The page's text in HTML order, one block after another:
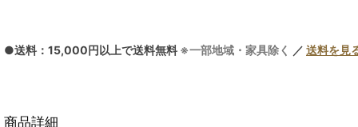
●送料：15,000円以上で送料無料 ※一部地域・家具除く ／ 送料を見
商品詳細